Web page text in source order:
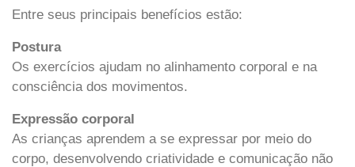
Entre seus principais benefícios estão:
Postura
Os exercícios ajudam no alinhamento corporal e na
consciência dos movimentos.
Expressão corporal
As crianças aprendem a se expressar por meio do
corpo, desenvolvendo criatividade e comunicação não